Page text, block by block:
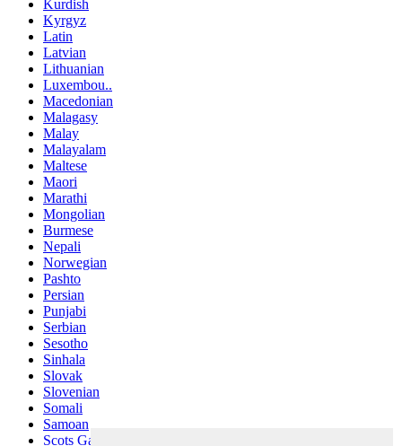
Kurdish
Kyrgyz
Latin
Latvian
Lithuanian
Luxembou..
Macedonian
Malagasy
Malay
Malayalam
Maltese
Maori
Marathi
Mongolian
Burmese
Nepali
Norwegian
Pashto
Persian
Punjabi
Serbian
Sesotho
Sinhala
Slovak
Slovenian
Somali
Samoan
Scots Gaelic